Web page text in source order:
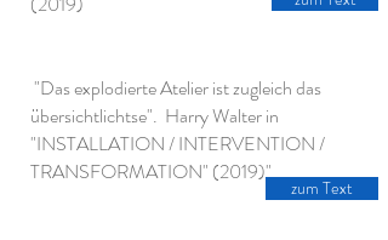
"Das explodierte Atelier ist zugleich das
übersichtlichtse". Harry Walter in
"INSTALLATION / INTERVENTION /
TRANSFORMATION" (2019)"
zum Text